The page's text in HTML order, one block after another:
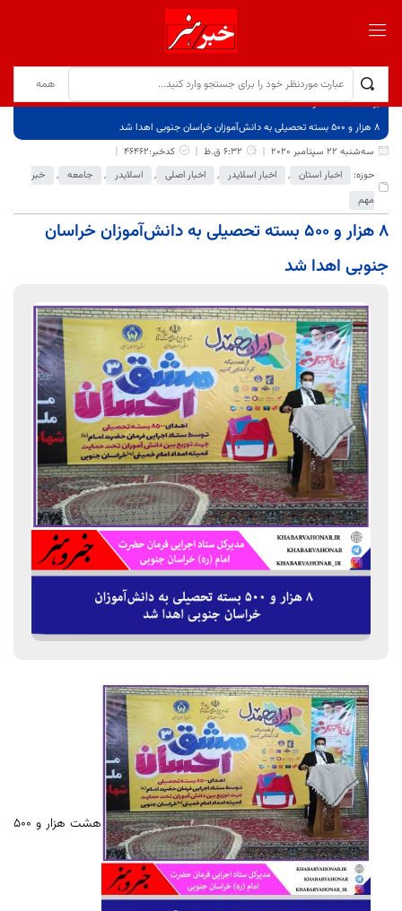
برگ نخست
نوشته‌ها
۸ هزار و ۵۰۰ بسته تحصیلی به دانش‌آموزان خراسان جنوبی اهدا شد
سه‌شنبه 22 سپتامبر 2020
6:32 ق.ظ
کدخبر:46462
حوزه:
اخبار استان , اخبار اسلایدر , اخبار اصلی , اسلایدر , جامعه ,
خبر
مهم
۸ هزار و ۵۰۰ بسته تحصیلی به دانش‌آموزان خراسان
جنوبی اهدا شد
هشت هزار و ۵۰۰